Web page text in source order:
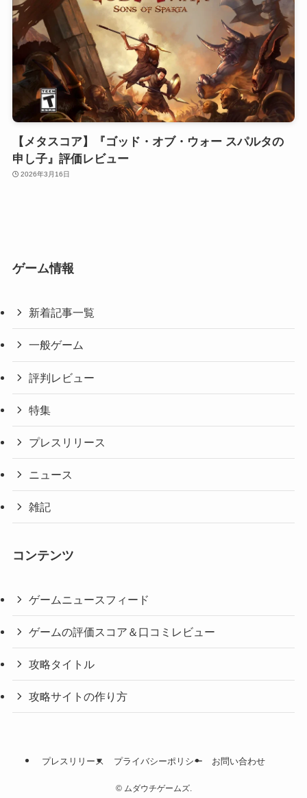
【メタスコア】『ゴッド・オブ・ウォー スパルタの
申し子』評価レビュー
2026年3月16日
ゲーム情報
新着記事一覧
一般ゲーム
評判レビュー
特集
プレスリリース
ニュース
雑記
コンテンツ
ゲームニュースフィード
ゲームの評価スコア＆口コミレビュー
攻略タイトル
攻略サイトの作り方
プレスリリース プライバシーポリシー お問い合わせ
©ムダウチゲームズ.